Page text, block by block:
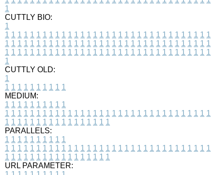
1
CUTTLY BIO:
1
1 1 1 1 1 1 1 1 1 1 1 1 1 1 1 1 1 1 1 1 1 1 1 1 1 1 1 1 1 1 1 1 1
1 1 1 1 1 1 1 1 1 1 1 1 1 1 1 1 1 1 1 1 1 1 1 1 1 1 1 1 1 1 1 1 1
1 1 1 1 1 1 1 1 1 1 1 1 1 1 1 1 1 1 1 1 1 1 1 1 1 1 1 1 1 1 1 1 1
1
CUTTLY OLD:
1
1 1 1 1 1 1 1 1 1 1
MEDIUM:
1 1 1 1 1 1 1 1 1 1
1 1 1 1 1 1 1 1 1 1 1 1 1 1 1 1 1 1 1 1 1 1 1 1 1 1 1 1 1 1 1 1 1
1 1 1 1 1 1 1 1 1 1 1 1 1 1 1 1 1
PARALLELS:
1 1 1 1 1 1 1 1 1 1
1 1 1 1 1 1 1 1 1 1 1 1 1 1 1 1 1 1 1 1 1 1 1 1 1 1 1 1 1 1 1 1 1
1 1 1 1 1 1 1 1 1 1 1 1 1 1 1 1 1
URL PARAMETER: